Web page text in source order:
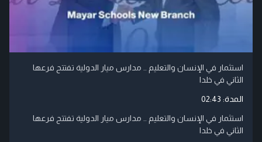
استثمار في الإنسان والتعليم .. مدارس ميار الدولية تفتتح فرعها
الثاني في خلدا
المدة: 02:43
استثمار في الإنسان والتعليم .. مدارس ميار الدولية تفتتح فرعها
الثاني في خلدا